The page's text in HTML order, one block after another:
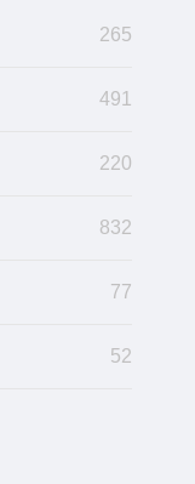
265
491
220
832
77
52